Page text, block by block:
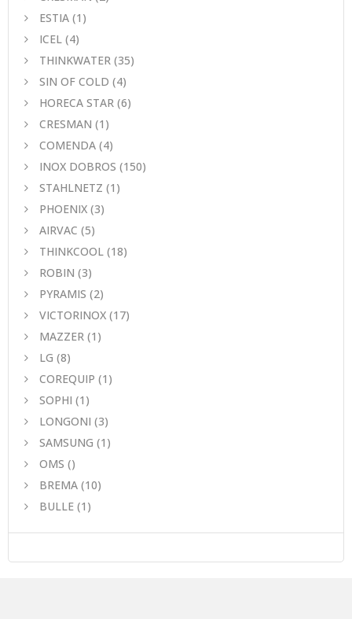
ESTIA (1)
ICEL (4)
THINKWATER (35)
SIN OF COLD (4)
HORECA STAR (6)
CRESMAN (1)
COMENDA (4)
INOX DOBROS (150)
STAHLNETZ (1)
PHOENIX (3)
AIRVAC (5)
THINKCOOL (18)
ROBIN (3)
PYRAMIS (2)
VICTORINOX (17)
MAZZER (1)
LG (8)
COREQUIP (1)
SOPHI (1)
LONGONI (3)
SAMSUNG (1)
OMS ()
BREMA (10)
BULLE (1)